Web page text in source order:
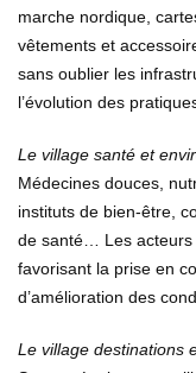
marche nordique,
vêtements et
sans oublier les
l’évolution des
Le village santé et
Médecines douces,
instituts de bien-être,
de santé… Les acteurs
favorisant la prise en
d’amélioration des
Le village destinations